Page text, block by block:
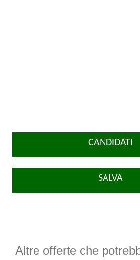
CANDIDATI
SALVA
Altre offerte che